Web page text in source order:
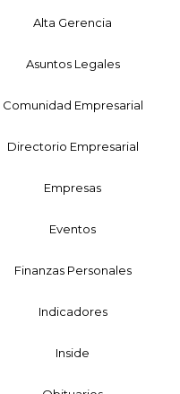
Alta Gerencia
Asuntos Legales
Comunidad Empresarial
Directorio Empresarial
Empresas
Eventos
Finanzas Personales
Indicadores
Inside